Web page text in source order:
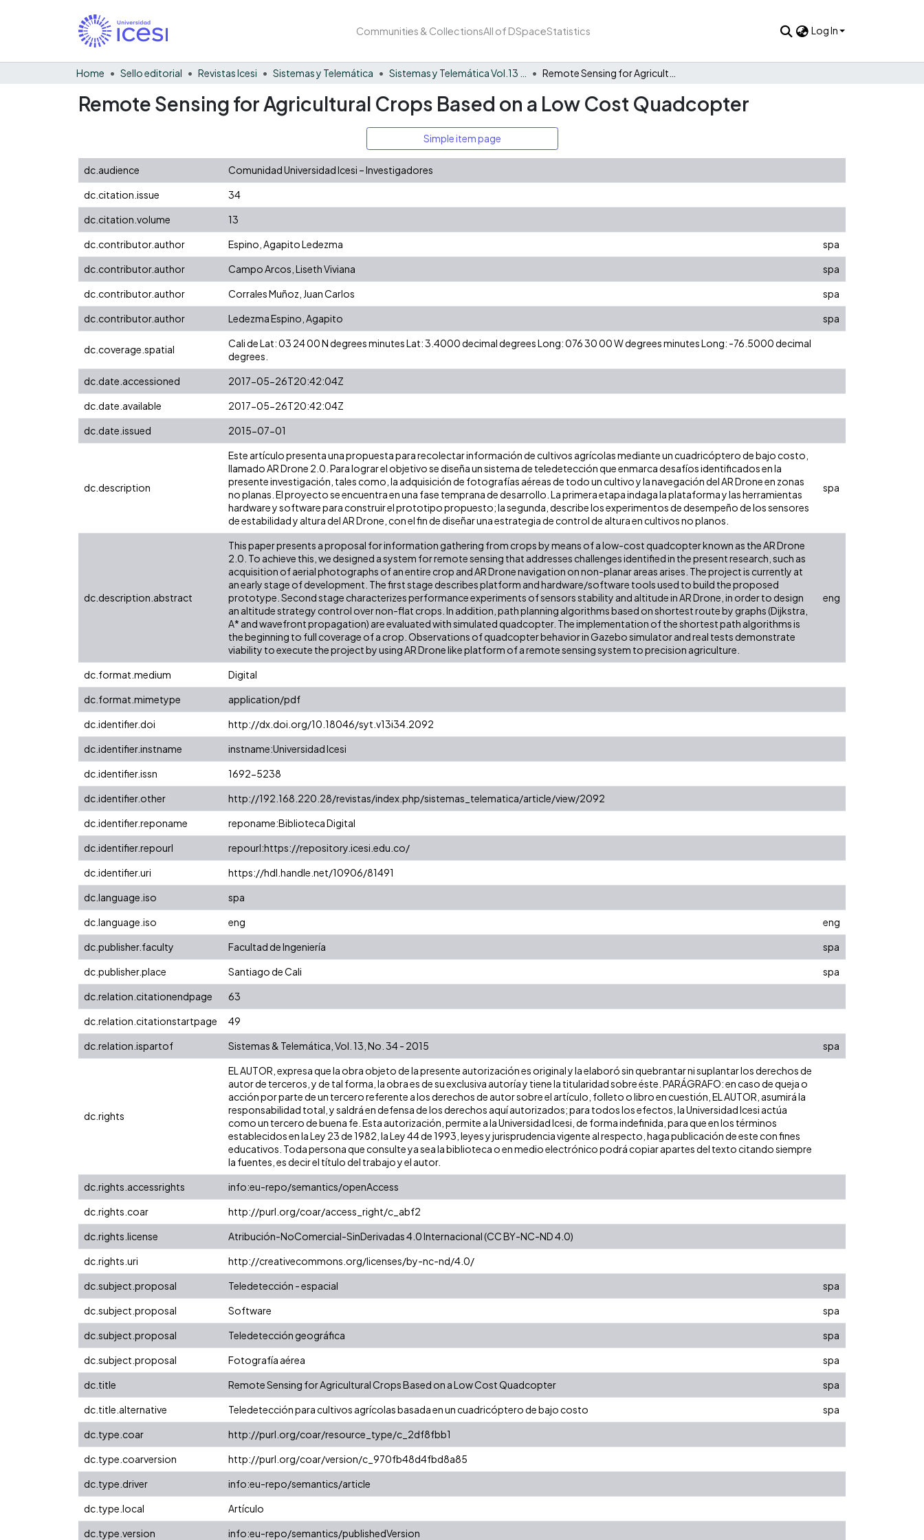
Communities & CollectionsAll of DSpaceStatistics Log In
Home Sello editorial Revistas Icesi Sistemas y Telemática
Remote Sensing for Agricultural Crops Based on a Low Cost Quadcopter
Simple item page
dc.audience
Comunidad Universidad Icesi – Investigadores
dc.citation.issue
34
dc.citation.volume
13
dc.contributor.author
Espino, Agapito Ledezma
spa
dc.contributor.author
Campo Arcos, Liseth Viviana
spa
dc.contributor.author
Corrales Muñoz, Juan Carlos
spa
dc.contributor.author
Ledezma Espino, Agapito spa
dc.coverage.spatial
Cali de Lat: 03 24 00 N degrees minutes Lat: 3.4000 decimal degrees Long: 076 30 00 W degrees minutes Long: -76.5000 decimal
degrees.
dc.date.accessioned
2017-05-26T20:42:04Z
dc.date.available
2017-05-26T20:42:04Z
dc.date.issued
2015-07-01
dc.description
Este artículo presenta una propuesta para recolectar información de cultivos agrícolas mediante un cuadricóptero de bajo costo,
llamado AR Drone 2.0. Para lograr el objetivo se diseña un sistema de teledetección que enmarca desafíos identificados en la
presente investigación, tales como, la adquisición de fotografías aéreas de todo un cultivo y la navegación del AR Drone en zonas
no planas. El proyecto se encuentra en una fase temprana de desarrollo. La primera etapa indaga la plataforma y las herramientas
hardware y software para construir el prototipo propuesto; la segunda, describe los experimentos de desempeño de los sensores
de estabilidad y altura del AR Drone, con el fin de diseñar una estrategia de control de altura en cultivos no planos.
spa
dc.description.abstract
This paper presents a proposal for information gathering from crops by means of a low-cost quadcopter known as the AR Drone
2.0. To achieve this, we designed a system for remote sensing that addresses challenges identified in the present research, such as
acquisition of aerial photographs of an entire crop and AR Drone navigation on non-planar areas arises. The project is currently at
an early stage of development. The first stage describes platform and hardware/software tools used to build the proposed
prototype. Second stage characterizes performance experiments of sensors stability and altitude in AR Drone, in order to design
an altitude strategy control over non-flat crops. In addition, path planning algorithms based on shortest route by graphs (Dijkstra,
A* and wavefront propagation) are evaluated with simulated quadcopter. The implementation of the shortest path algorithms is
the beginning to full coverage of a crop. Observations of quadcopter behavior in Gazebo simulator and real tests demonstrate
viability to execute the project by using AR Drone like platform of a remote sensing system to precision agriculture.
eng
dc.format.medium
Digital
dc.format.mimetype
application/pdf
dc.identifier.doi
http://dx.doi.org/10.18046/syt.v13i34.2092
dc.identifier.instname
instname:Universidad Icesi
dc.identifier.issn
1692-5238
dc.identifier.other
http://192.168.220.28/revistas/index.php/sistemas_telematica/article/view/2092
dc.identifier.reponame
reponame:Biblioteca Digital
dc.identifier.repourl
repourl:https://repository.icesi.edu.co/
dc.identifier.uri
https://hdl.handle.net/10906/81491
dc.language.iso
spa
dc.language.iso
eng
eng
dc.publisher.faculty
Facultad de Ingeniería
spa
dc.publisher.place
Santiago de Cali
spa
dc.relation.citationendpage
63
dc.relation.citationstartpage
49
dc.relation.ispartof
Sistemas & Telemática, Vol. 13, No. 34 - 2015 spa
dc.rights
EL AUTOR, expresa que la obra objeto de la presente autorización es original y la elaboró sin quebrantar ni suplantar los derechos de
autor de terceros, y de tal forma, la obra es de su exclusiva autoría y tiene la titularidad sobre éste. PARÁGRAFO: en caso de queja o
acción por parte de un tercero referente a los derechos de autor sobre el artículo, folleto o libro en cuestión, EL AUTOR, asumirá la
responsabilidad total, y saldrá en defensa de los derechos aquí autorizados; para todos los efectos, la Universidad Icesi actúa
como un tercero de buena fe. Esta autorización, permite a la Universidad Icesi, de forma indefinida, para que en los términos
establecidos en la Ley 23 de 1982, la Ley 44 de 1993, leyes y jurisprudencia vigente al respecto, haga publicación de este con fines
educativos. Toda persona que consulte ya sea la biblioteca o en medio electrónico podrá copiar apartes del texto citando siempre
la fuentes, es decir el título del trabajo y el autor.
dc.rights.accessrights
info:eu-repo/semantics/openAccess
dc.rights.coar
http://purl.org/coar/access_right/c_abf2
dc.rights.license
Atribución-NoComercial-SinDerivadas 4.0 Internacional (CC BY-NC-ND 4.0)
dc.rights.uri
http://creativecommons.org/licenses/by-nc-nd/4.0/
dc.subject.proposal
Teledetección - espacial
spa
dc.subject.proposal
Software
spa
dc.subject.proposal
Teledetección geográfica
spa
dc.subject.proposal
Fotografía aérea
spa
dc.title
Remote Sensing for Agricultural Crops Based on a Low Cost Quadcopter
spa
dc.title.alternative
Teledetección para cultivos agrícolas basada en un cuadricóptero de bajo costo
spa
dc.type.coar
http://purl.org/coar/resource_type/c_2df8fbb1
dc.type.coarversion
http://purl.org/coar/version/c_970fb48d4fbd8a85
dc.type.driver
info:eu-repo/semantics/article
dc.type.local
Artículo
dc.type.version
info:eu-repo/semantics/publishedVersion